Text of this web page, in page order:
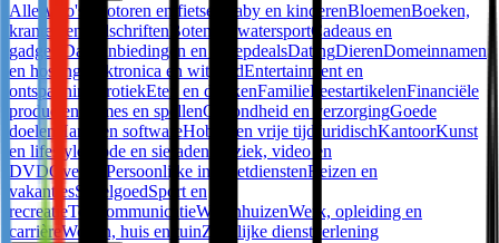
Alle Auto's, motoren en fietsen Baby en kinderenBloemenBoeken,
kranten en tijdschriften Boten en watersportCadeaus en
gadgets
Dagaanbiedingen en groepdealsDatingDierenDomeinnamen
en hosting
Elektronica en witgoedEntertainment en
ontspanning
ErotiekEten en drinkenFamilieFeestartikelenFinanciële
producten Games en spellenGezondheid en verzorgingGoede
doelen
Hard- en softwareHobby en vrije tijd JuridischKantoorKunst
en lifestyle
Mode en sieraden Muziek, video en
DVDOverige Persoonlijke internetdienstenReizen en
vakantiesSpeelgoedSport en
recreatieTelecommunicatieWarenhuizenWerk, opleiding en
carrièreWonen, huis en tuinZakelijke dienstverlening